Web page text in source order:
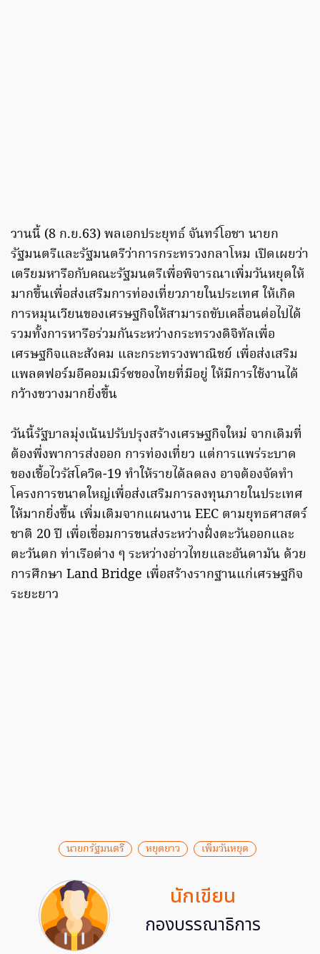
วานนี้ (8 ก.ย.63) พลเอกประยุทธ์ จันทร์โอชา นายก
รัฐมนตรีและรัฐมนตรีว่าการกระทรวงกลาโหม เปิดเผยว่า
เตรียมหารือกับคณะรัฐมนตรีเพื่อพิจารณาเพิ่มวันหยุดให้
มากขึ้นเพื่อส่งเสริมการท่องเที่ยวภายในประเทศ ให้เกิด
การหมุนเวียนของเศรษฐกิจให้สามารถขับเคลื่อนต่อไปได้
รวมทั้งการหารือร่วมกันระหว่างกระทรวงดิจิทัลเพื่อ
เศรษฐกิจและสังคม และกระทรวงพาณิชย์ เพื่อส่งเสริม
แพลตฟอร์มอีคอมเมิร์ซของไทยที่มีอยู่ ให้มีการใช้งานได้
กว้างขวางมากยิ่งขึ้น
วันนี้รัฐบาลมุ่งเน้นปรับปรุงสร้างเศรษฐกิจใหม่ จากเดิมที่
ต้องพึ่งพาการส่งออก การท่องเที่ยว แต่การแพร่ระบาด
ของเชื้อไวรัสโควิด-19 ทำให้รายได้ลดลง อาจต้องจัดทำ
โครงการขนาดใหญ่เพื่อส่งเสริมการลงทุนภายในประเทศ
ให้มากยิ่งขึ้น เพิ่มเติมจากแผนงาน EEC ตามยุทธศาสตร์
ชาติ 20 ปี เพื่อเชื่อมการขนส่งระหว่างฝั่งตะวันออกและ
ตะวันตก ท่าเรือต่าง ๆ ระหว่างอ่าวไทยและอันดามัน ด้วย
การศึกษา Land Bridge เพื่อสร้างรากฐานแก่เศรษฐกิจ
ระยะยาว
นายกรัฐมนตรี หยุดยาว เพิ่มวันหยุด
นักเขียน
กองบรรณาธิการ